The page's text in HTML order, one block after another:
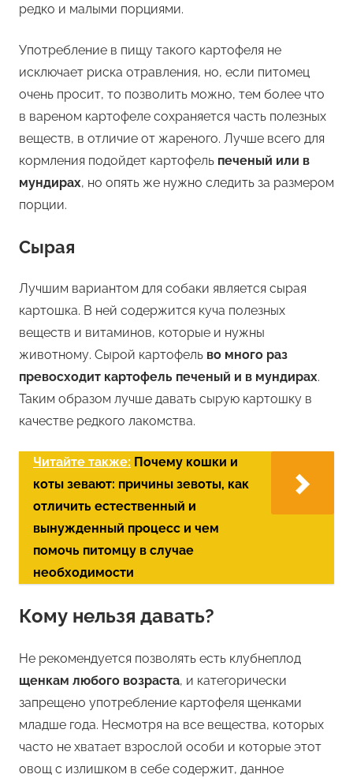
редко и малыми порциями.
Употребление в пищу такого картофеля не
исключает риска отравления, но, если питомец
очень просит, то позволить можно, тем более что
в вареном картофеле сохраняется часть полезных
веществ, в отличие от жареного. Лучше всего для
кормления подойдет картофель печеный или в
мундирах, но опять же нужно следить за размером
порции.
Сырая
Лучшим вариантом для собаки является сырая
картошка. В ней содержится куча полезных
веществ и витаминов, которые и нужны
животному. Сырой картофель во много раз
превосходит картофель печеный и в мундирах.
Таким образом лучше давать сырую картошку в
качестве редкого лакомства.
Читайте также: Почему кошки и
коты зевают: причины зевоты, как
отличить естественный и
вынужденный процесс и чем
помочь питомцу в случае
необходимости
Кому нельзя давать?
Не рекомендуется позволять есть клубнеплод
щенкам любого возраста, и категорически
запрещено употребление картофеля щенками
младше года. Несмотря на все вещества, которых
часто не хватает взрослой особи и которые этот
овощ с излишком в себе содержит, данное